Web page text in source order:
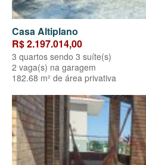
Casa Altiplano
R$ 2.197.014,00
3 quartos sendo 3 suíte(s)
2 vaga(s) na garagem
182.68 m² de área privativa